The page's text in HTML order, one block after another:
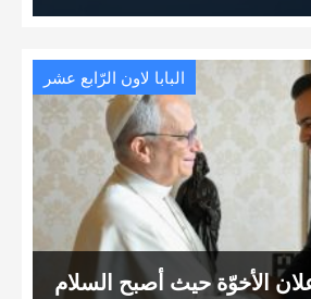
البابا لاون الرّابع عشر
الأخوّة حيث أصبح السلام